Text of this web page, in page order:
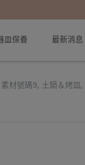
皿保養 最新消息
素材號碼9, 土鍋＆烤皿,